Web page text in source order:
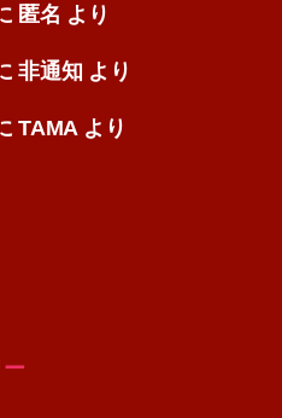
匿名 より
非通知 より
TAMA より